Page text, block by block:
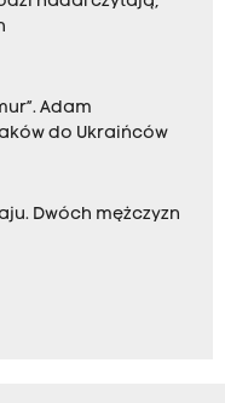
Adam
do Ukraińców
Dwóch mężczyzn